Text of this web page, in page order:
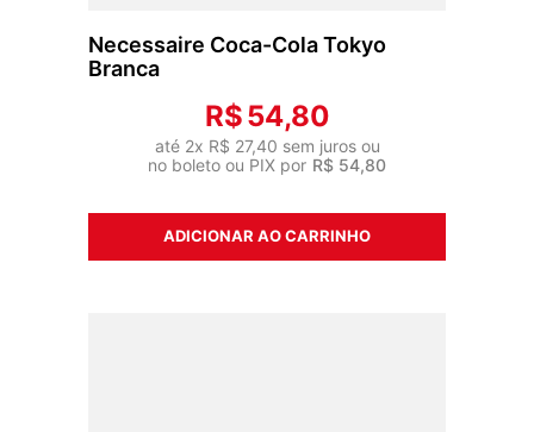
Necessaire Coca-Cola Tokyo
Branca
R$54,80
até 2x R$ 27,40 sem juros ou
no boleto ou PIX por R$ 54,80
ADICIONAR AO CARRINHO